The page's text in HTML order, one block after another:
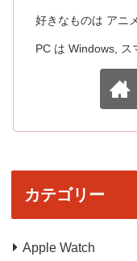
好きなものは アニ
PC は Windows, ス
カテゴリー
Apple Watch